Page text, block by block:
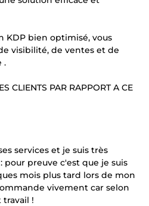
KDP bien optimisé, vous
visibilité, de ventes et de
.
CLIENTS PAR RAPPORT A CE
services et je suis très
pour preuve c'est que je suis
mois plus tard lors de mon
vivement car selon
!